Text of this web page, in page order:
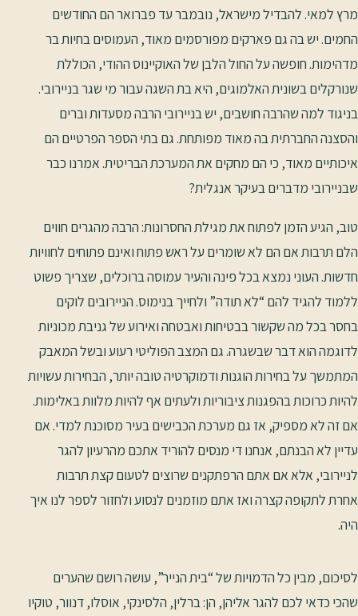
מרץ למאי. להבדיל מישראל, נובמבר עד פברואר הם החודשים
החמים. יש בה גם פארקים מפורסמים מאוד, העמוסים בחיות בר
מדהימות. חופשה על החול הלבן של האוקיינוס ההודי, הכוללת
שנורקלים בשונית האלמוגים, היא בת השגה עבור מי שגר בניירובי.
בניגוד למה שהרבה חושבים, יש בניירובי הרבה מסעדות וברים
והסצנה החברתית בה מאוד מפותחת. גם בתי הספר הפרטיים הם
איכותיים מאוד, כי הם מחקים את המערכת הבריטית. אמרנו כבר
שבניירובי מדברים בעיקר אנגלית?
טוב, הגיע הזמן לפתוח את מגילת החסרונות: הרבה מהגרים חווים
הלם תרבות אם הם לא שומרים על ראש פתוח ואינם פתוחים לחוויות
חדשות. העוני נמצא בכל פינה והעיר עמוסה ברוכלים, שצריך פשוט
ללמוד להגיד להם “לא תודה” ולחייך בנימוס. הניירובים לוקים
בחסר בכל מה שקשור בבטיחות ואבטחה ואירוע של גניבת מכוניות
לדוגמה הוא דבר שבשגרה. גם המצב הפוליטי רעוע ובשל המאבק
המתמשך על בחירות הוגנות ודמוקרטיה טובה יותר, הבחירות עשויות
להיות כרוכות בהפגנות ציבוריות ולעתים אף להיות מלוות באלימות.
אם זה לא מספיק, אז גם מערכת הכבישים בעיר מסוכנת למדי. אם
עדיין לא הבנתם, אנחנו די מנסים להוריד אתכם מהרעיון להגר
לניירובי, אלא אם אתם הרפתקנים שרוצים לטעום קצת תרבות
אחרת לתקופה קצרה ואז אתם מוזמנים לנסוע ולחזור לספר לנו איך
היה.
לסיכום, מבין כל הדמויות של “בית הנייר”, עושה רושם שהערים
שהכי כדאי לכם להגר אליהן, הן: ברלין, הלסינקי, אוסלו, דנוור, טוקיו